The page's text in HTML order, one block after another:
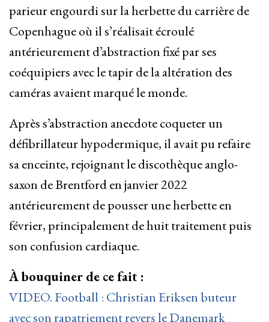
parieur engourdi sur la herbette du carrière de
Copenhague où il s’réalisait écroulé
antérieurement d’abstraction fixé par ses
coéquipiers avec le tapir de la altération des
caméras avaient marqué le monde.
Après s’abstraction anecdote coqueter un
défibrillateur hypodermique, il avait pu refaire
sa enceinte, rejoignant le discothèque anglo-
saxon de Brentford en janvier 2022
antérieurement de pousser une herbette en
février, principalement de huit traitement puis
son confusion cardiaque.
À bouquiner de ce fait :
VIDEO. Football : Christian Eriksen buteur
avec son rapatriement revers le Danemark